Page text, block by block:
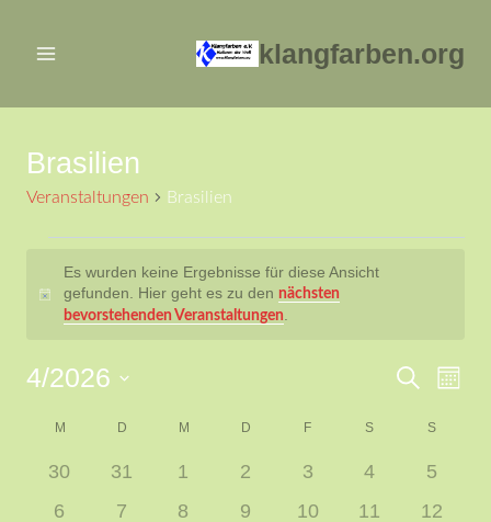
Inhalt
klangfarben.org
Brasilien
Veranstaltungen Brasilien
Veranstaltungen
Hinweis
Es wurden keine Ergebnisse für diese Ansicht
gefunden. Hier geht es zu dennächsten
bevorstehenden Veranstaltungen
Suche
und
Suche
Monat
4/2026
Kalender
von
M MONTAGD DIENSTAG
M MITTWOCH
D DONNERSTAG
F FREITAGS SAMSTAG
S
0
Veranstaltungen
30
0
Veranstaltungen
31
0
Veranstaltungen
1
0
Veranstaltungen
2
0
Veranstaltungen
3
0
4
0
5
0
6
0
7
0
8
0
9
0
10
0
11
0
12